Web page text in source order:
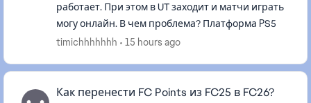
работает. При этом в UT заходит и матчи играть
могу онлайн. В чем проблема? Платформа PS5
timichhhhhhh
15 hours ago
Как перенести FC Points из FC25 в FC26?